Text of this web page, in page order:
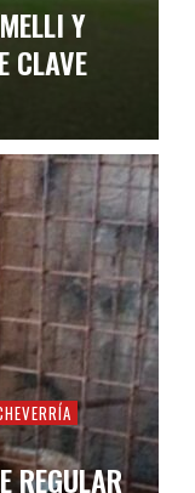
Y
CLAVE
REGULAR